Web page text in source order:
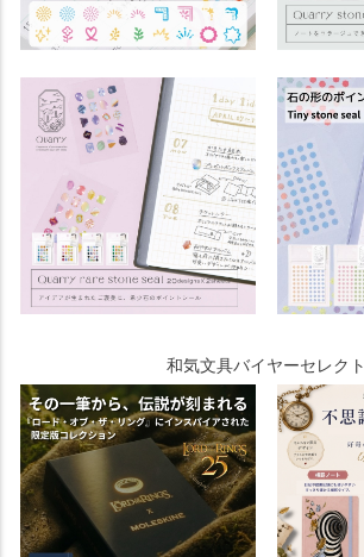
和気文具バイヤーセレクト